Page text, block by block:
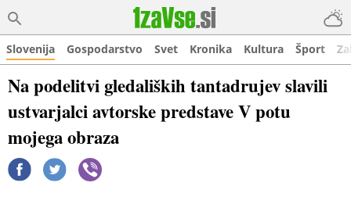
Slovenija Gospodarstvo Svet Kronika Kultura Šport
Na podelitvi gledaliških tantadrujev slavili
ustvarjalci avtorske predstave V potu
mojega obraza